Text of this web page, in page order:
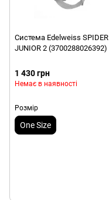
Система Edelweiss SPIDER
JUNIOR 2 (3700288026392)
1 430 грн
Немає в наявності
Розмір
One Size